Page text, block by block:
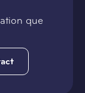
que